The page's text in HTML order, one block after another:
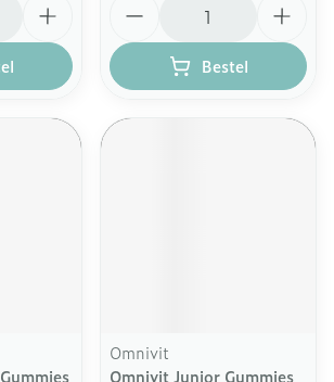
Bestel
Omnivit
Omnivit Junior Gummies